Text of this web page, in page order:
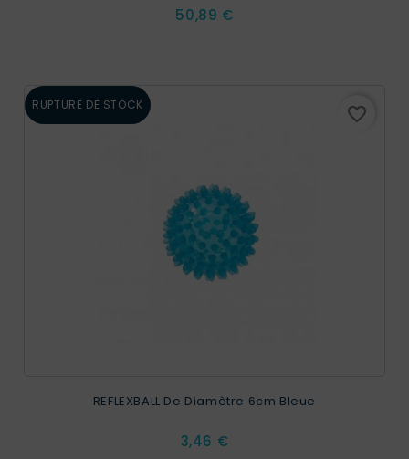
Prix
50,89 €
RUPTURE DE STOCK favorite_border
REFLEXBALL De Diamètre 6cm Bleue
Prix
3,46 €